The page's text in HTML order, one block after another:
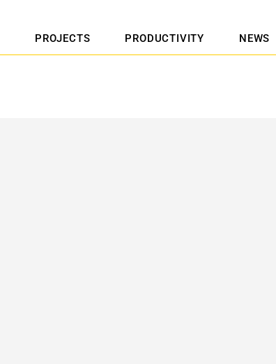
PROJECTS PRODUCTIVITY NEWS